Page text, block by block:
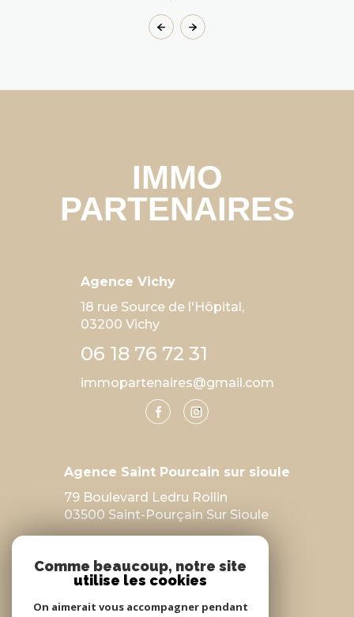
Agence Vichy
18 rue Source de l'Hôpital,
03200 Vichy
06 18 76 72 31
immopartenaires@gmail.com
Agence Saint Pourcain sur sioule
79 Boulevard Ledru Rollin
03500 Saint-Pourçain Sur Sioule
immopartenaires@gmail.com
Comme beaucoup, notre site
utilise les cookies
On aimerait vous accompagner pendant